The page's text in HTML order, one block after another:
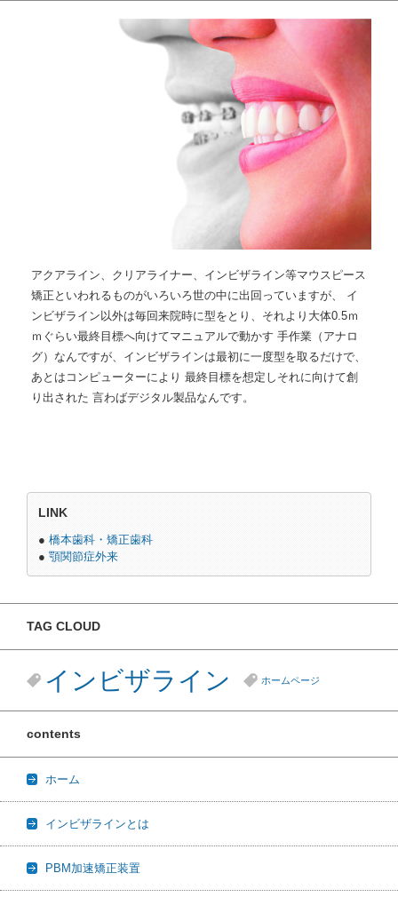
アクアライン、クリアライナー、インビザライン等マウスピース
矯正といわれるものがいろいろ世の中に出回っていますが、 イ
ンビザライン以外は毎回来院時に型をとり、それより大体0.5ｍ
ｍぐらい最終目標へ向けてマニュアルで動かす 手作業（アナロ
グ）なんですが、インビザラインは最初に一度型を取るだけで、
あとはコンピューターにより 最終目標を想定しそれに向けて創
り出された 言わばデジタル製品なんです。
LINK
● 橋本歯科・矯正歯科
● 顎関節症外来
TAG CLOUD
インビザライン ホームページ
contents
ホーム
インビザラインとは
PBM加速矯正装置